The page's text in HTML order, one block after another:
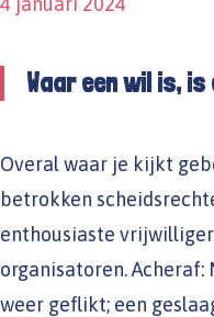
Waar een wil is, is
Overal waar je kijkt
betrokken
enthousiaste
organisatoren.
weer geflikt; een